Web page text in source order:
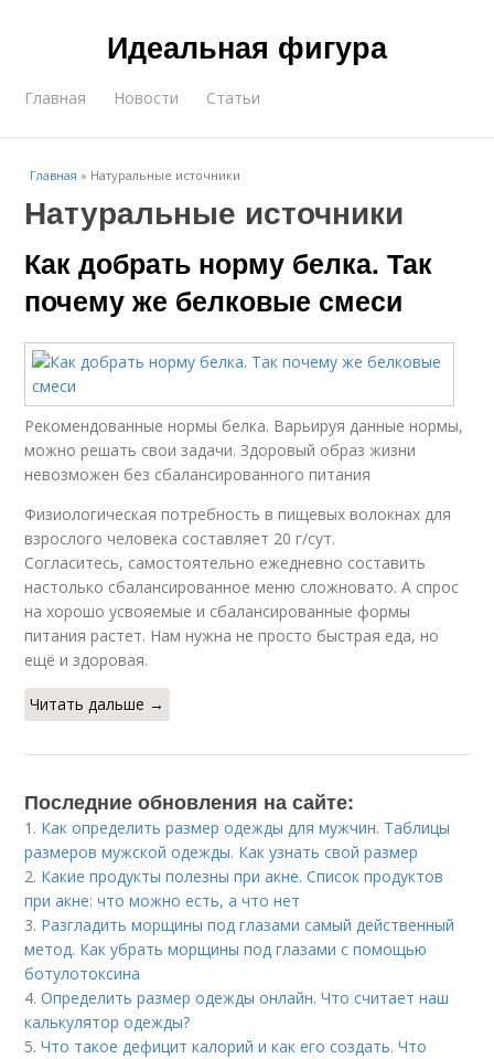
Идеальная фигура
Главная Новости Статьи
Главная » Натуральные источники
Натуральные источники
Как добрать норму белка. Так
почему же белковые смеси
Рекомендованные нормы белка. Варьируя данные нормы,
можно решать свои задачи. Здоровый образ жизни
невозможен без сбалансированного питания
Физиологическая потребность в пищевых волокнах для
взрослого человека составляет 20 г/сут.
Согласитесь, самостоятельно ежедневно составить
настолько сбалансированное меню сложновато. А спрос
на хорошо усвояемые и сбалансированные формы
питания растет. Нам нужна не просто быстрая еда, но
ещё и здоровая.
Читать дальше →
Последние обновления на сайте:
1. Как определить размер одежды для мужчин. Таблицы
размеров мужской одежды. Как узнать свой размер
2. Какие продукты полезны при акне. Список продуктов
при акне: что можно есть, а что нет
3. Разгладить морщины под глазами самый действенный
метод. Как убрать морщины под глазами с помощью
ботулотоксина
4.Определить размер одежды онлайн. Что считает наш
калькулятор одежды?
5.Что такое дефицит калорий и как его создать. Что